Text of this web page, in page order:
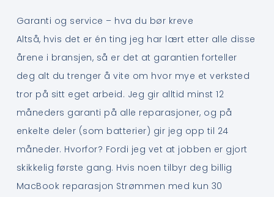
Garanti og service – hva du bør kreve
Altså, hvis det er én ting jeg har lært etter alle disse
årene i bransjen, så er det at garantien forteller
deg alt du trenger å vite om hvor mye et verksted
tror på sitt eget arbeid. Jeg gir alltid minst 12
måneders garanti på alle reparasjoner, og på
enkelte deler (som batterier) gir jeg opp til 24
måneder. Hvorfor? Fordi jeg vet at jobben er gjort
skikkelig første gang. Hvis noen tilbyr deg billig
MacBook reparasjon Strømmen med kun 30